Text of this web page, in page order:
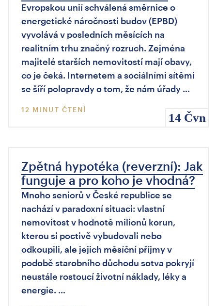
14 Čvn
Evropskou unií schválená směrnice o
energetické náročnosti budov (EPBD)
vyvolává v posledních měsících na
realitním trhu značný rozruch. Zejména
majitelé starších nemovitostí mají obavy,
co je čeká. Internetem a sociálními sítěmi
se šíří polopravdy o tom, že nám úřady …
12 MINUT ČTENÍ
Zpětná hypotéka (reverzní): Jak
funguje a pro koho je vhodná?
Mnoho seniorů v České republice se
nachází v paradoxní situaci: vlastní
nemovitost v hodnotě milionů korun,
kterou si poctivě vybudovali nebo
odkoupili, ale jejich měsíční příjmy v
podobě starobního důchodu sotva pokryjí
neustále rostoucí životní náklady, léky a
energie. …